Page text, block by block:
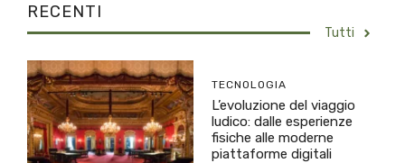
RECENTI
Tutti
TECNOLOGIA
L’evoluzione del viaggio
ludico: dalle esperienze
fisiche alle moderne
piattaforme digitali